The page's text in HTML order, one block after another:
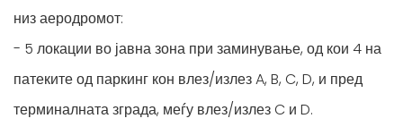
низ аеродромот:
- 5 локации во јавна зона при заминување, од кои 4 на
патеките од паркинг кон влез/излез A, B, C, D, и пред
терминалната зграда, меѓу влез/излез C и D.